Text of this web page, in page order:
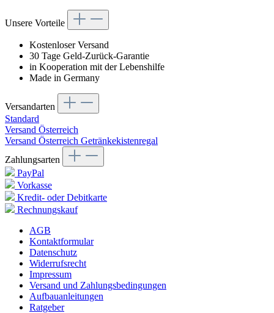
Unsere Vorteile
Kostenloser Versand
30 Tage Geld-Zurück-Garantie
in Kooperation mit der Lebenshilfe
Made in Germany
Versandarten
Standard
Versand Österreich
Versand Österreich Getränkekistenregal
Zahlungsarten
PayPal
Vorkasse
Kredit- oder Debitkarte
Rechnungskauf
AGB
Kontaktformular
Datenschutz
Widerrufsrecht
Impressum
Versand und Zahlungsbedingungen
Aufbauanleitungen
Ratgeber